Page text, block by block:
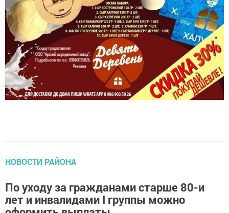
НОВОСТИ РАЙОНА
По уходу за гражданами старше 80-и
лет и инвалидами I группы можно
оформить выплаты